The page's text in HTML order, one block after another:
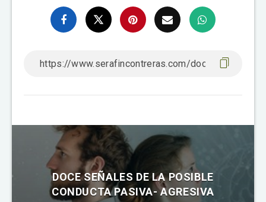
DOCE SEÑALES DE LA POSIBLE
CONDUCTA PASIVA- AGRESIVA